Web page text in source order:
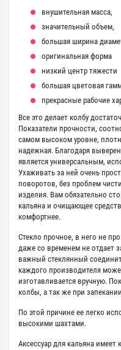
внушительная масса,
значительный объем,
большая ширина
оригинальная форма
низкий центр тяжести
большая цветовая
прекрасные рабочие
Все это делает колбу
Показатели прочности,
самом высоком уровне,
надежная. Благодаря
является универсальным,
Ухаживать за ней очень
поворотов, без проблем
изделия. Вам обязательно
кальяна и очищающее
комфортнее.
Стекло прочное, в него не
даже со временем не отдает
важный стеклянный
каждого производителя
изготавливается вручную.
колбы, а так же при
По этой причине ее легко
высокими шахтами.
Аксессуар для кальяна